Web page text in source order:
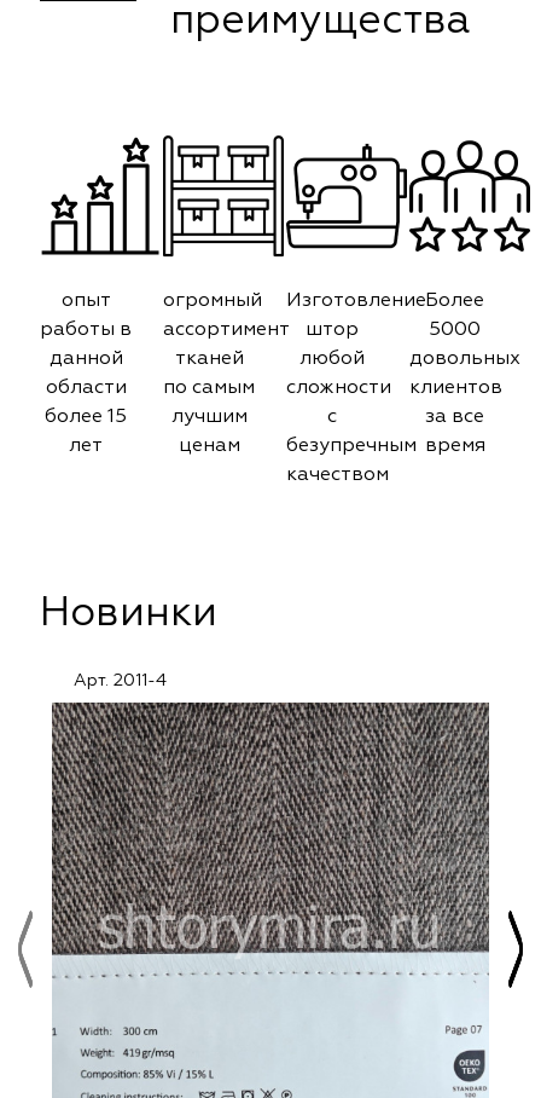
преимущества
опыт
работы в
данной
области
более 15
лет
огромный
ассортимент
тканей
по самым
лучшим
ценам
Изготовление
штор
любой
сложности
с
безупречным
качеством
Более
5000
довольных
клиентов
за все
время
Новинки
Арт. 2011-4